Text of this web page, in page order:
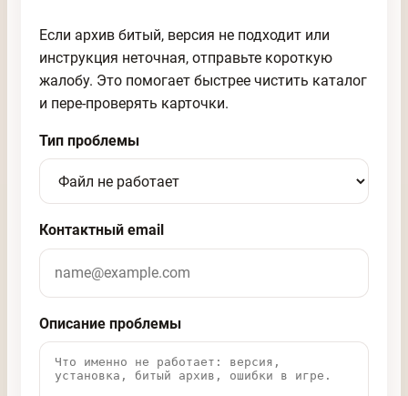
Если архив битый, версия не подходит или
инструкция неточная, отправьте короткую
жалобу. Это помогает быстрее чистить каталог
и пере-проверять карточки.
Тип проблемы
Контактный email
Описание проблемы